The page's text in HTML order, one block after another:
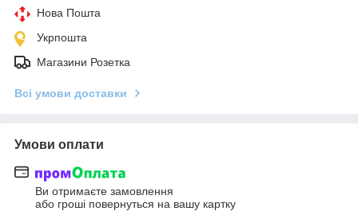
Нова Пошта
Укрпошта
Магазини Розетка
Всі умови доставки
Умови оплати
Ви отримаєте замовлення
або гроші повернуться на вашу картку